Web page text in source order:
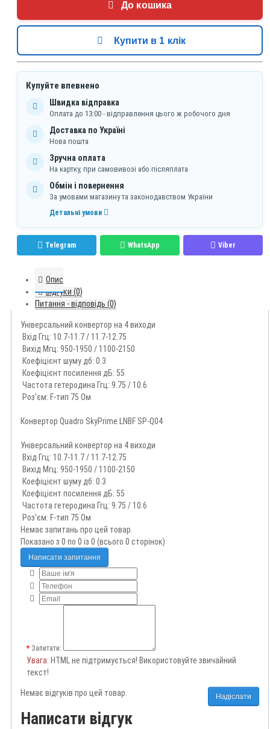
До кошика
Купити в 1 клік
Купуйте впевнено
Швидка відправка
Оплата до 13:00 - відправлення цього ж робочого дня
Доставка по Україні
Нова пошта
Зручна оплата
На картку, при самовивозі або післяплата
Обмін і повернення
За умовами магазину та законодавством України
Детальні умови
Telegram WhatsApp Viber
Опис
Відгуки (0)
Питання - відповідь (0)
Універсальний конвертор на 4 виходи
Вхід Ггц: 10.7-11.7 / 11.7-12.75
Вихід Мгц: 950-1950 / 1100-2150
Коефіцієнт шуму дб: 0.3
Коефіцієнт посилення дБ: 55
Частота гетеродина Ггц: 9.75 / 10.6
Роз'єм: F-тип 75 Ом
Конвертор Quadro SkyPrime LNBF SP-Q04
Універсальний конвертор на 4 виходи
Вхід Ггц: 10.7-11.7 / 11.7-12.75
Вихід Мгц: 950-1950 / 1100-2150
Коефіцієнт шуму дб: 0.3
Коефіцієнт посилення дБ: 55
Частота гетеродина Ггц: 9.75 / 10.6
Роз'єм: F-тип 75 Ом
Немає запитань про цей товар.
Показано з 0 по 0 із 0 (всього 0 сторінок)
Написати запитання
Запитати:
Увага: HTML не підтримується! Використовуйте звичайний
текст!
Надіслати
Немає відгуків про цей товар.
Написати відгук